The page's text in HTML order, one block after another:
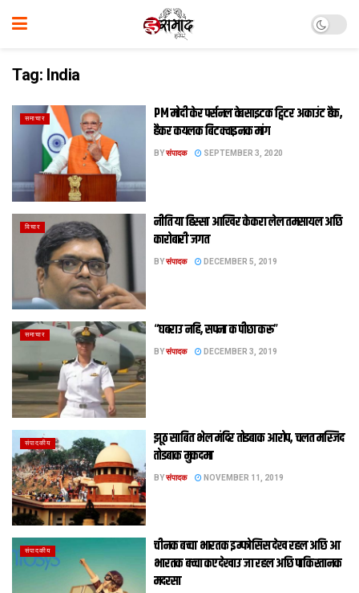
Tag: India
समाचार
PM मोदी केर पर्सनल वेबसाइटक ट्विटर अकाउंट हैक,
हैकर कयलक बिटक्वाइनक मांग
BYसंपादक SEPTEMBER 3, 2020
विचार
नीति या हिस्सा आखिर केकरा लेल तमसायल अछि
कारोबारी जगत
BYसंपादक DECEMBER 5, 2019
समाचार “घबराउ नहि, सपना क पीछा करू”
BYसंपादक DECEMBER 3, 2019
संपादकीय
झूठ साबित भेल मंदिर तोडबाक आरोप, चलत मस्जिद
तोडबाक मुकदमा
BYसंपादक NOVEMBER 11, 2019
संपादकीय
चीनक बच्‍चा भारतक इम्‍फोसिस देख रहल अछि आ
भारतक बच्‍चा कए देखाउ जा रहल अछि पाकिस्‍तानक
मदरसा